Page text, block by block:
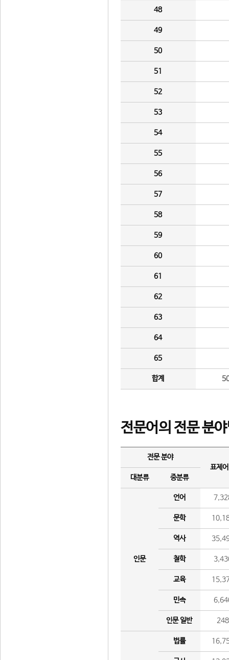
48
49
50
51
52
53
54
55
56
57
58
59
60
61
62
63
64
65
합계
전문어의 전문 분
전문 분야
표제
대분류
중분류
인문
언어
문학
역사
철학
교육
민속
인문 일반 248
법률